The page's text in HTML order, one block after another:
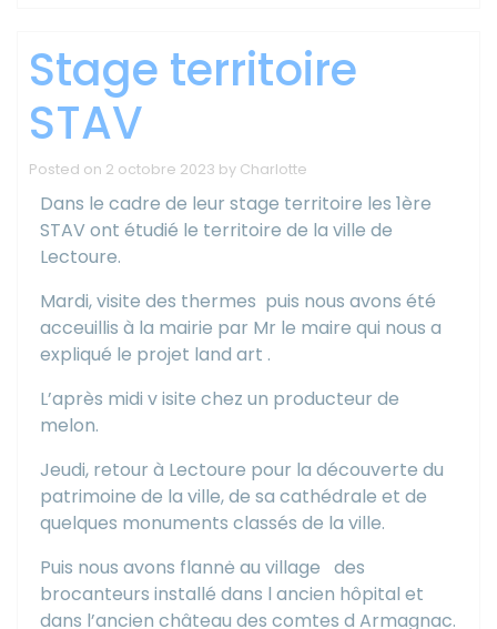
Stage territoire
STAV
Posted on 2 octobre 2023 by Charlotte
Dans le cadre de leur stage territoire les 1ère
STAV ont étudié le territoire de la ville de
Lectoure.
Mardi, visite des thermes puis nous avons été
acceuillis à la mairie par Mr le maire qui nous a
expliqué le projet land art .
L’après midi v isite chez un producteur de
melon.
Jeudi, retour à Lectoure pour la découverte du
patrimoine de la ville, de sa cathédrale et de
quelques monuments classés de la ville.
Puis nous avons flannė au village des
brocanteurs installé dans l ancien hôpital et
dans l’ancien château des comtes d Armagnac.